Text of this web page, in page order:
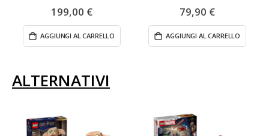
199,00 €
AGGIUNGI AL CARRELLO
79,90 €
AGGIUNGI AL CARRELLO
ALTERNATIVI